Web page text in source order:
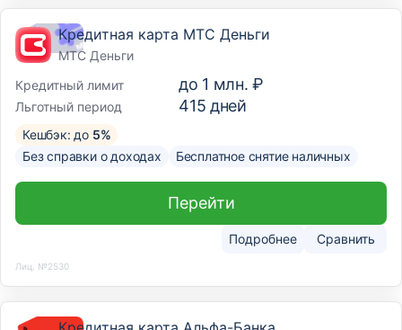
Кредитная карта МТС Деньги
МТС Деньги
Кредитный лимит
до 1 млн. ₽
Льготный период 415 дней
Кешбэк: до 5%
Без справки о доходах
Бесплатное снятие наличных
Подробнее Сравнить
Перейти
Лиц. №2530